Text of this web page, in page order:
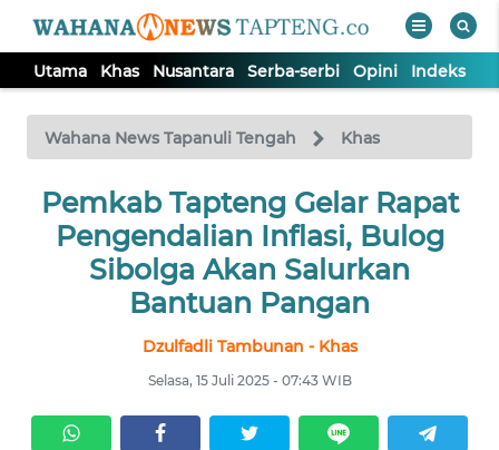
Utama Khas Nusantara Serba-serbi Opini Indeks
Wahana News Tapanuli Tengah Khas
Pemkab Tapteng Gelar Rapat
Pengendalian Inflasi, Bulog
Sibolga Akan Salurkan
Bantuan Pangan
Dzulfadli Tambunan - Khas
Selasa, 15 Juli 2025 - 07:43 WIB
TV
Tutup
UTAMA
SERBI